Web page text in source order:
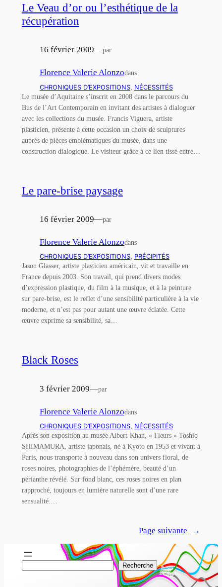
Le Veau d’or ou l’esthétique de la
récupération
16 février 2009—par
Florence Valerie Alonzodans
CHRONIQUES D’EXPOSITIONS, NÉCESSITÉS
Le musée d’Aquitaine s’inscrit en 2008 dans le parcours du
Bus de l’Art Contemporain en invitant des artistes à dialoguer
avec les collections du musée. Francis Viguera, artiste
plasticien, présente à cette occasion un choix de sculptures
auprès de pièces emblématiques du musée, dans une
construction dialogique. Le visiteur grâce à ce lien tissé entre…
Le pare-brise paysage
16 février 2009—par
Florence Valerie Alonzodans
CHRONIQUES D’EXPOSITIONS, PRÉCIPITÉS
Jason Glasser, artiste plasticien américain, vit et travaille en
France depuis 2003. Son travail, qui prend divers modes
d’expression plastique, du film à la musique, et à la peinture
sur pare-brise, est le reflet d’une sensibilité particulière à la vie
moderne, et n’est pas pour autant une œuvre éclatée. Cette
œuvre exprime sa sensibilité, sa…
Black Roses
3 février 2009—par
Florence Valerie Alonzodans
CHRONIQUES D’EXPOSITIONS, NÉCESSITÉS
Après son exposition au musée Albert-Khan, « Fleurs » Toshio
SHIMAMURA, artiste japonais, né à Kyoto en 1953 et vivant à
Paris, nous transporte à nouveau dans son univers floral, de
roses noires, photographies de l’éphémère, beauté d’un
périanthe révélé. Sur fond blanc, ces roses noires en plan
rapproché, toujours en lumière naturelle sont d’une rare
sensualité.…
Page suivante →
Recherche